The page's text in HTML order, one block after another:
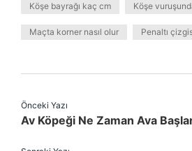
Köşe bayrağı kaç cm Köşe
Maçta korner nasıl olur Penaltı
Önceki Yazı
Av Köpeği Ne Zaman Ava